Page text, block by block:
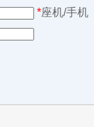
*座机/手机